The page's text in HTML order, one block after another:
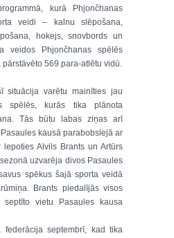
kurā Phjončhanas
veidi – kalnu slēpošana,
hokejs, snovbords un
veidos Phjončhanas spēlēs
569 para-atlētu vidū.
situācija varētu mainīties jau
spēlēs, kurās tika plānota
Tās būtu labas ziņas arī
kausā parabobslejā ar
lepoties Alvils Brants un Artūrs
uzvarēja divos Pasaules
spēkus šajā sporta veidā
Brants piedalījās visos
septīto vietu Pasaules kausa
federācija septembrī, kad tika